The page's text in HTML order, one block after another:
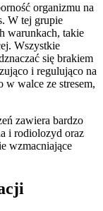
organizmu na
W tej grupie
warunkach, takie
Wszystkie
się brakiem
i regulująco na
w walce ze stresem,
zawiera bardzo
i rodiolozyd oraz
wzmacniające